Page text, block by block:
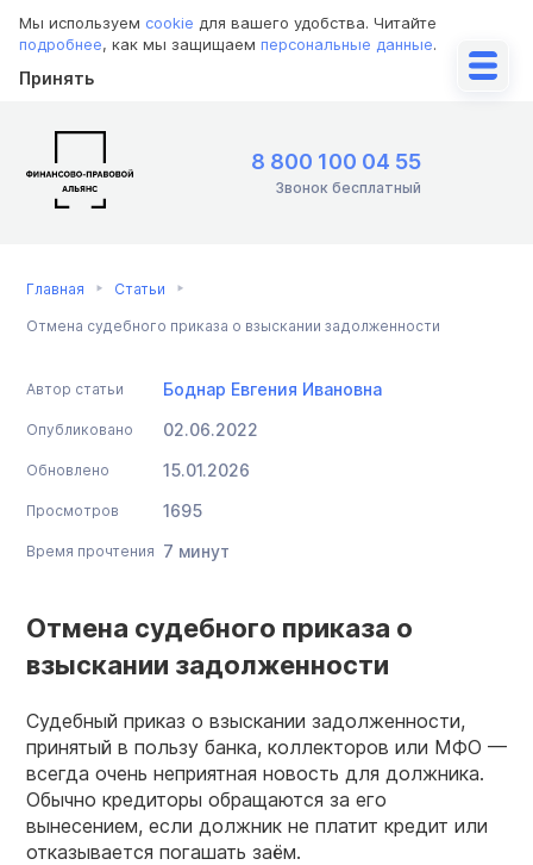
Мы используем cookie для вашего удобства. Читайте
подробнее, как мы защищаем персональные данные.
Принять
8 800 100 04 55
Звонок бесплатный
Главная Статьи
Отмена судебного приказа о взыскании задолженности
Автор статьи Боднар Евгения Ивановна
Опубликовано 02.06.2022
Обновлено 15.01.2026
Просмотров 1695
Время прочтения 7 минут
Отмена судебного приказа о
взыскании задолженности
Судебный приказ о взыскании задолженности,
принятый в пользу банка, коллекторов или МФО —
всегда очень неприятная новость для должника.
Обычно кредиторы обращаются за его
вынесением, если должник не платит кредит или
отказывается погашать заём.